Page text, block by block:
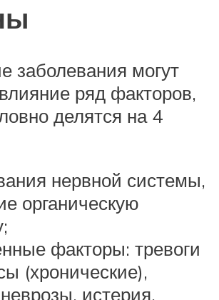
заболевания могут
ряд факторов,
делятся на 4
нервной системы,
органическую
факторы: тревоги
(хронические),
истерия,